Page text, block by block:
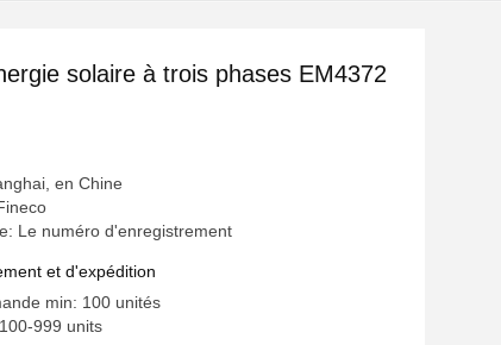
solaire à trois phases EM4372
en Chine
Le numéro d'enregistrement
et d'expédition
min: 100 unités
999 units